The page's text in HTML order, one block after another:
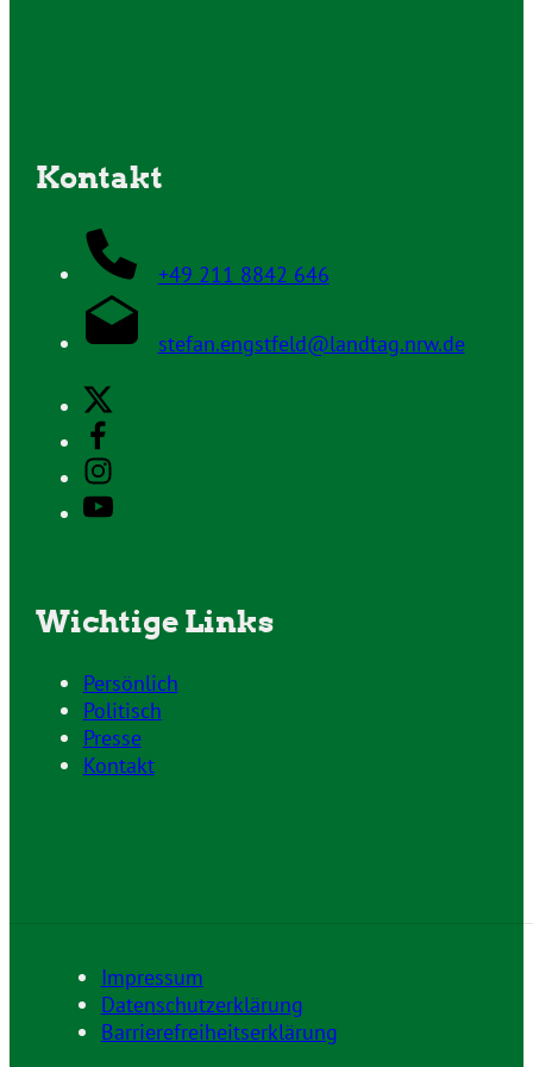
Kontakt
+49 211 8842 646
stefan.engstfeld@landtag.nrw.de
Wichtige Links
Persönlich
Politisch
Presse
Kontakt
Impressum
Datenschutzerklärung
Barrierefreiheitserklärung